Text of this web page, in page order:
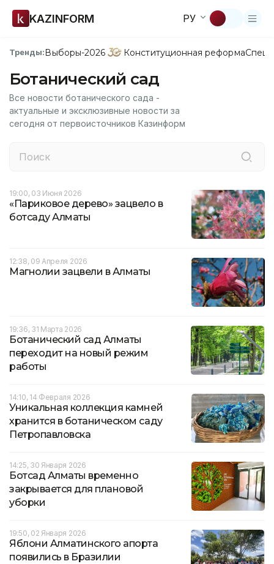
KAZINFORM РУ
Тренды:Выборы-2026 Конституционная реформа
Ботанический сад
Все новости ботанического сада -
актуальные и эксклюзивные новости за
сегодня от первоисточников Казинформ
19:00, 03 Июня 2026
«Париковое дерево» зацвело в
ботсаду Алматы
12:38, 09 Апреля 2026
Магнолии зацвели в Алматы
19:36, 31 Марта 2026
Ботанический сад Алматы
переходит на новый режим
работы
14:10, 14 Февраля 2026
Уникальная коллекция камней
хранится в ботаническом саду
Петропавловска
14:25, 30 Января 2026
Ботсад Алматы временно
закрывается для плановой
уборки
19:50, 02 Января 2026
Яблони Алматинского апорта
появились в Бразилии